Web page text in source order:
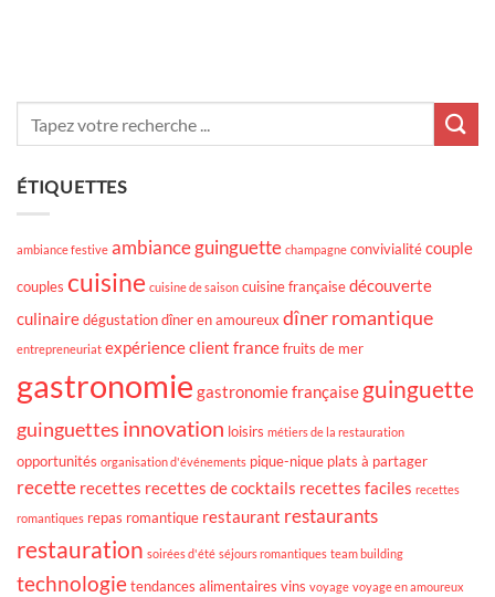
ÉTIQUETTES
ambiance festive ambiance guinguette champagne convivialitécouple
couples cuisine cuisine de saison cuisine françaisedécouverte
culinairedégustationdîner en amoureux dîner romantique
entrepreneuriat expérience client francefruits de mer
gastronomie gastronomie française guinguette
guinguettes innovation loisirs métiers de la restauration
opportunités organisation d'événements pique-nique plats à partager
recette recettes recettes de cocktails recettes faciles recettes
romantiques repas romantique restaurant restaurants
restauration soirées d'été séjours romantiques team building
technologietendances alimentaires vins voyage voyage en amoureux